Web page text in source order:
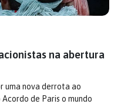
na abertura
uma nova derrota ao
de Paris o mundo